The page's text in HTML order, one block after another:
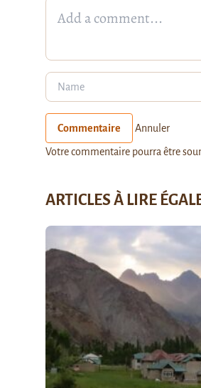
Commentaire Annuler
Votre commentaire pourra être
ARTICLES À LIRE